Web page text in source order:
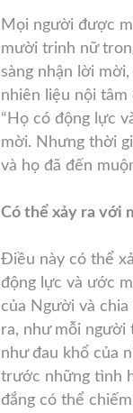
Mọi người được
mười trinh nữ
sàng nhận lời
nhiên liệu nội tâm
“Họ có động lực
mời. Nhưng thời
và họ đã đến
Có thể xảy ra với
Điều này có thể
động lực và ước
của Người và
ra, như mỗi người
như đau khổ của
trước những tình
đắng có thể